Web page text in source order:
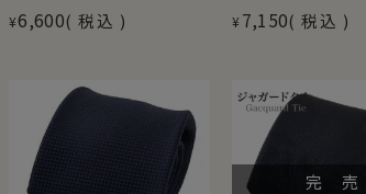
¥6,600 税込 ¥ 7,150 税込
完 売